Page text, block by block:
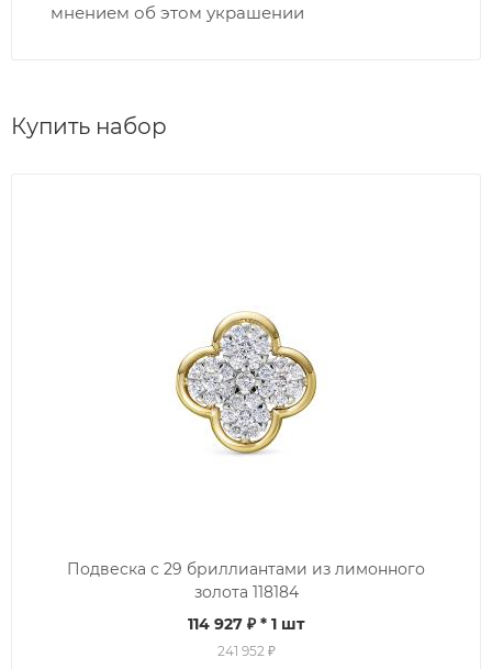
мнением об этом украшении
Купить набор
Подвеска с 29 бриллиантами из лимонного
золота 118184
114 927 ₽ * 1 шт
241 952 ₽